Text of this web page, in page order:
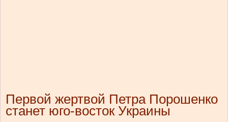
Первой жертвой Петра Порошенко
станет юго-восток Украины